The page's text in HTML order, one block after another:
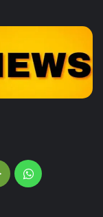
GoogleWhatsApp